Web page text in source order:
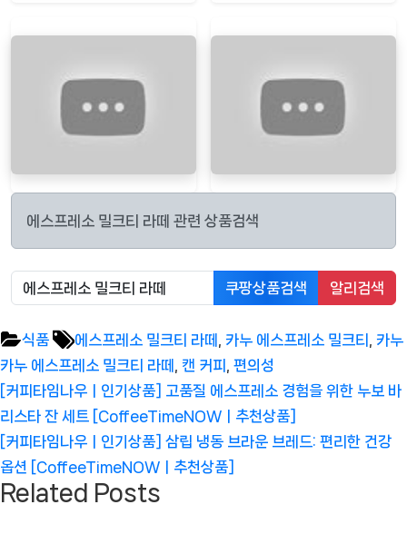
에스프레소 밀크티 라떼 관련 상품검색
쿠팡상품검색 알리검색
식품 Tags:
에스프레소 밀크티 라떼 카누 에스프레소 밀크티
카누
카누 에스프레소 밀크티 라떼
캔 커피 편의성
글
탐
색
Previous
Post:
[커피타임나우ㅣ인기상품] 고품질 에스프레소 경험을 위한 누보 바
리스타 잔 세트 [CoffeeTimeNOWㅣ추천상품]
Next
Post:
[커피타임나우ㅣ인기상품] 삼립 냉동 브라운 브레드: 편리한 건강
옵션 [CoffeeTimeNOWㅣ추천상품]
Related Posts